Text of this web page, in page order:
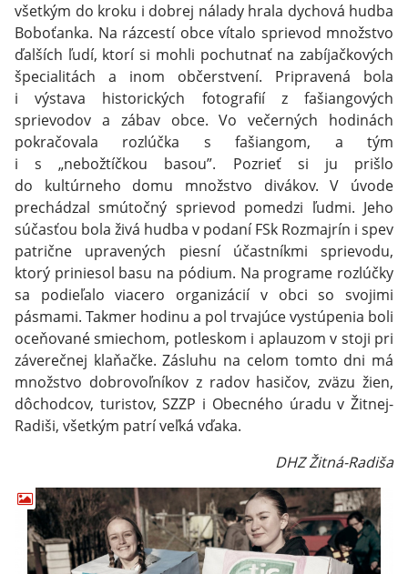
všetkým do kroku i dobrej nálady hrala dychová hudba
Boboťanka. Na rázcestí obce vítalo sprievod množstvo
ďalších ľudí, ktorí si mohli pochutnať na zabíjačkových
špecialitách a inom občerstvení. Pripravená bola
i výstava historických fotografií z fašiangových
sprievodov a zábav obce. Vo večerných hodinách
pokračovala rozlúčka s fašiangom, a tým
i s „nebožtíčkou basou”. Pozrieť si ju prišlo
do kultúrneho domu množstvo divákov. V úvode
prechádzal smútočný sprievod pomedzi ľudmi. Jeho
súčasťou bola živá hudba v podaní FSk Rozmajrín i spev
patrične upravených piesní účastníkmi sprievodu,
ktorý priniesol basu na pódium. Na programe rozlúčky
sa podieľalo viacero organizácií v obci so svojimi
pásmami. Takmer hodinu a pol trvajúce vystúpenia boli
oceňované smiechom, potleskom i aplauzom v stoji pri
záverečnej klaňačke. Zásluhu na celom tomto dni má
množstvo dobrovoľníkov z radov hasičov, zväzu žien,
dôchodcov, turistov, SZZP i Obecného úradu v Žitnej-
Radiši, všetkým patrí veľká vďaka.
DHZ Žitná-Radiša